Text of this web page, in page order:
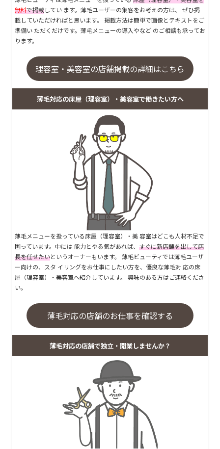
無料で掲載してい ます。薄毛ユーザーの集客をお考えの方は、 ぜひ掲
載していただければと思います。 掲載方法は簡単で画像とテキストをご
準備い ただくだけです。薄毛メニューの導入やなど のご相談も承ってお
ります。
理容室・美容室の店舗掲載の詳細はこちら
薄毛対応の床屋（理容室）・美容室で働きたい方へ
薄毛メニューを扱っている床屋（理容室）・美 容室はどこも人材不足で
困っています。中には 能力とやる気があれば、 すぐに新店舗を出して店
長を任せたいというオーナーもいます。 薄毛ビューティでは薄毛ユーザ
ー向けの、スタ イリングをお仕事にしたい方を、優良な薄毛対 応の床
屋（理容室）・美容室へ紹介しています。 興味のある方はご連絡くださ
い。
薄毛対応の店舗のお仕事を確認する
薄毛対応の店舗で独立・開業しませんか？